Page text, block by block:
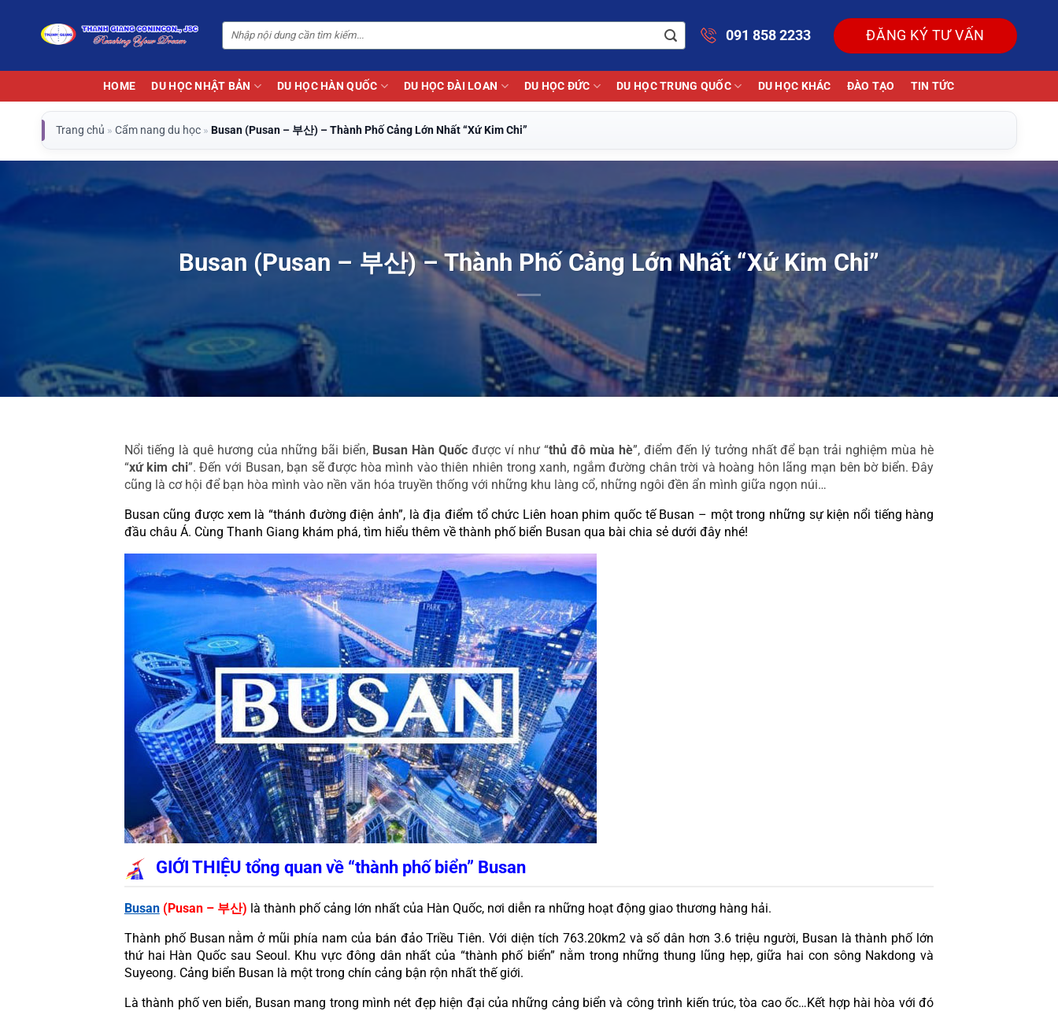
dung
091 858 2233 ĐĂNG KÝ TƯ VẤN
HOME DU HỌC NHẬT BẢN DU HỌC HÀN QUỐC DU HỌC ĐÀI LOAN DU HỌC ĐỨC DU HỌC TRUNG QUỐC DU HỌC KHÁC ĐÀO TẠO TIN TỨC
Trang chủ » Cẩm nang du học » Busan (Pusan – 부산) – Thành Phố Cảng Lớn Nhất “Xứ Kim Chi”
Busan (Pusan – 부산) – Thành Phố Cảng Lớn Nhất “Xứ Kim Chi”
Nổi tiếng là quê hương của những bãi biển, Busan Hàn Quốc được ví như “thủ đô mùa hè”, điểm đến lý tưởng nhất để bạn trải nghiệm mùa hè
“xứ kim chi”. Đến với Busan, bạn sẽ được hòa mình vào thiên nhiên trong xanh, ngắm đường chân trời và hoàng hôn lãng mạn bên bờ biển. Đây
cũng là cơ hội để bạn hòa mình vào nền văn hóa truyền thống với những khu làng cổ, những ngôi đền ẩn mình giữa ngọn núi…
Busan cũng được xem là “thánh đường điện ảnh”, là địa điểm tổ chức Liên hoan phim quốc tế Busan – một trong những sự kiện nổi tiếng hàng
đầu châu Á. Cùng Thanh Giang khám phá, tìm hiểu thêm về thành phố biển Busan qua bài chia sẻ dưới đây nhé!
GIỚI THIỆU tổng quan về “thành phố biển” Busan
Busan (Pusan – 부산) là thành phố cảng lớn nhất của Hàn Quốc, nơi diễn ra những hoạt động giao thương hàng hải.
Thành phố Busan nằm ở mũi phía nam của bán đảo Triều Tiên. Với diện tích 763.20km2 và số dân hơn 3.6 triệu người, Busan là thành phố lớn
thứ hai Hàn Quốc sau Seoul. Khu vực đông dân nhất của “thành phố biển” nằm trong những thung lũng hẹp, giữa hai con sông Nakdong và
Suyeong. Cảng biển Busan là một trong chín cảng bận rộn nhất thế giới.
Là thành phố ven biển, Busan mang trong mình nét đẹp hiện đại của những cảng biển và công trình kiến trúc, tòa cao ốc…Kết hợp hài hòa với đó